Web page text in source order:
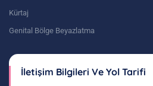
Kürtaj
Genital Bölge Beyazlatma
İletişim Bilgileri Ve Yol Tarifi